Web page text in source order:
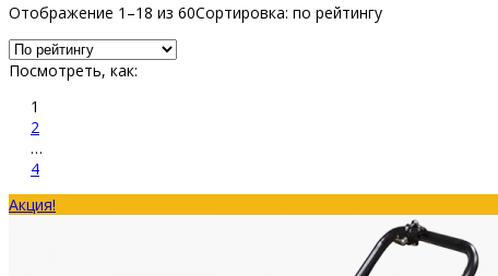
Отображение 1–18 из 60Сортировка: по рейтингу
Посмотреть, как:
1
2
…
4
Акция!